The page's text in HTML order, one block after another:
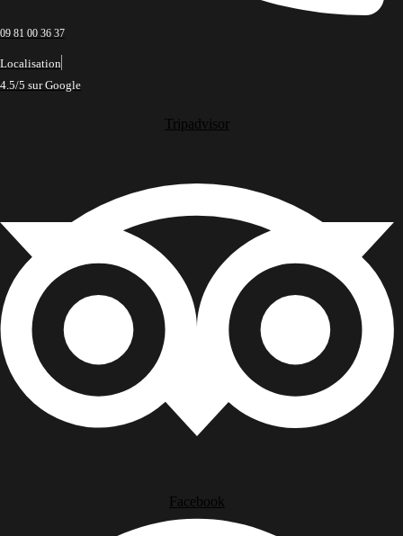
09 81 00 36 37
Localisation
4.5/5 sur Google
Tripadvisor
Facebook